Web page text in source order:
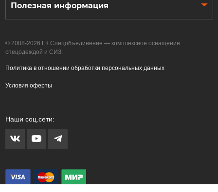
Полезная информация
© 2008-2026 ГК Спецобъединение — комплексное оснащение
спецодеждой и СИЗ.
Политика в отношении обработки персональных данных
Условия оферты
Наши соц.сети: